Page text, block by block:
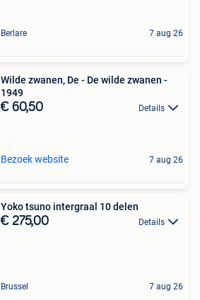
Berlare 7 aug 26
Wilde zwanen, De - De wilde zwanen -
1949
€ 60,50 Details
Bezoek website 7 aug 26
Yoko tsuno intergraal 10 delen
€ 275,00 Details
Brussel 7 aug 26